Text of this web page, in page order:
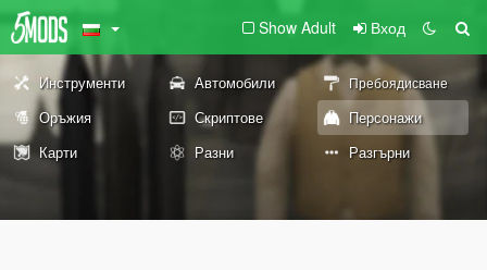
Show Adult Вход
Инструменти Автомобили Пребоядисване
Оръжия Скриптове
Персонажи
Карти
Разни Разгърни